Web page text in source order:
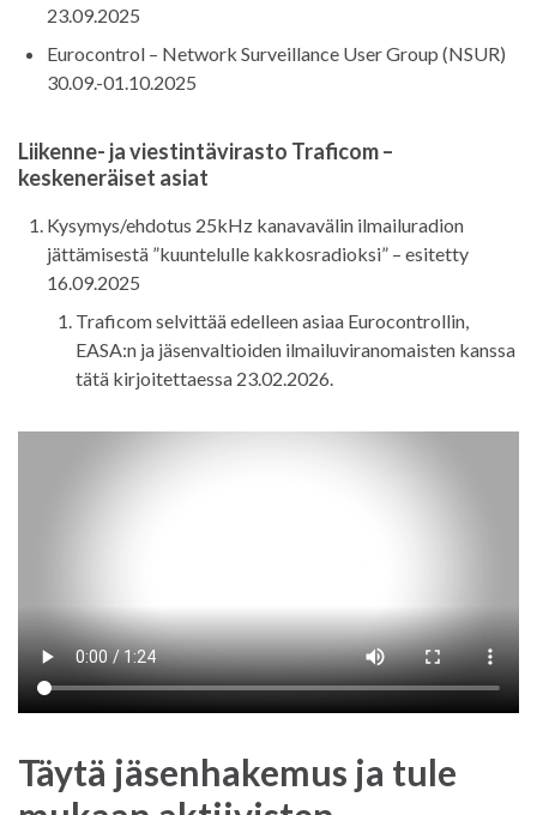
23.09.2025
Eurocontrol – Network Surveillance User Group (NSUR)
30.09.-01.10.2025
Liikenne- ja viestintävirasto Traficom –
keskeneräiset asiat
Kysymys/ehdotus 25kHz kanavavälin ilmailuradion
jättämisestä ”kuuntelulle kakkosradioksi” – esitetty
16.09.2025
Traficom selvittää edelleen asiaa Eurocontrollin,
EASA:n ja jäsenvaltioiden ilmailuviranomaisten kanssa
tätä kirjoitettaessa 23.02.2026.
Täytä jäsenhakemus ja tule